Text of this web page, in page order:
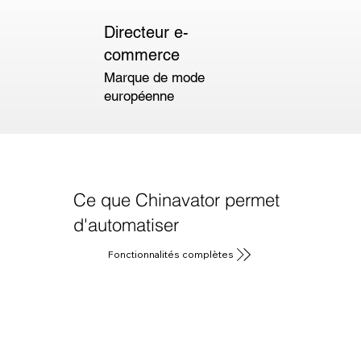
Directeur e-
commerce
Marque de mode
européenne
Ce que Chinavator permet
d'automatiser
Fonctionnalités complètes